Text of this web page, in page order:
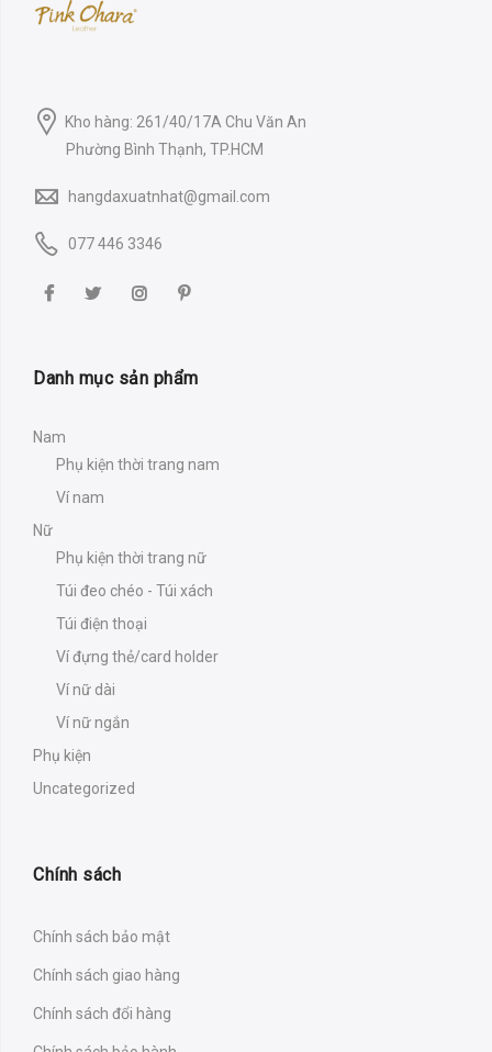
Kho hàng: 261/40/17A Chu Văn An
Phường Bình Thạnh, TP.HCM
hangdaxuatnhat@gmail.com
077 446 3346
Danh mục sản phẩm
Nam
Phụ kiện thời trang nam
Ví nam
Nữ
Phụ kiện thời trang nữ
Túi đeo chéo - Túi xách
Túi điện thoại
Ví đựng thẻ/card holder
Ví nữ dài
Ví nữ ngắn
Phụ kiện
Uncategorized
Chính sách
Chính sách bảo mật
Chính sách giao hàng
Chính sách đổi hàng